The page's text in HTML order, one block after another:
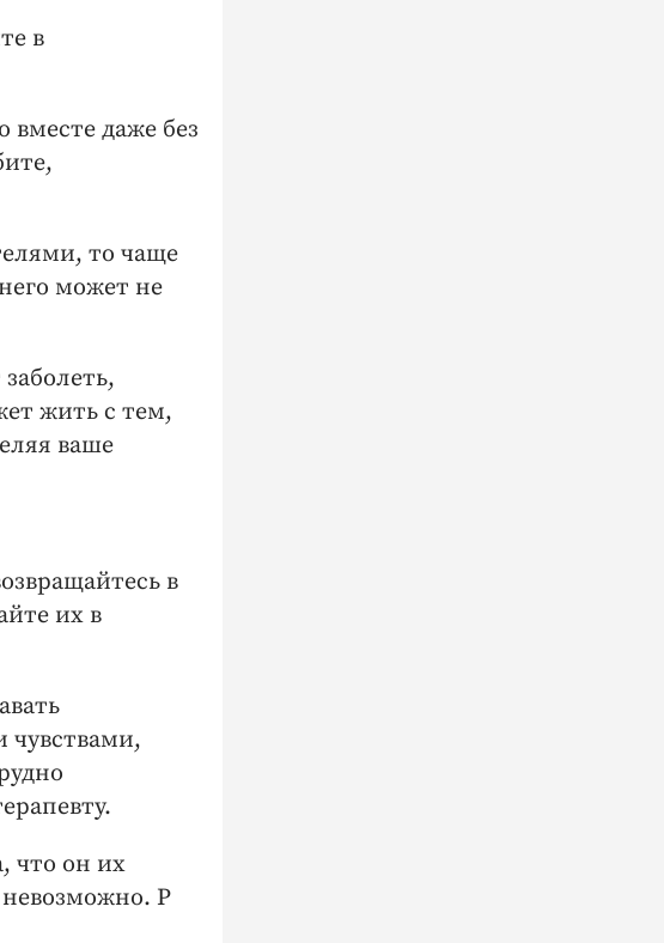
в
даже без
то чаще
может не
жить с тем,
ваше
в
их в
чувствами,
что он их
Р